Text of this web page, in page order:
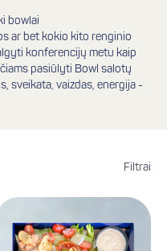
bowlai
ar bet kokio kito renginio
konferencijų metu kaip
pasiūlyti Bowl salotų
sveikata, vaizdas, energija -
Filtrai